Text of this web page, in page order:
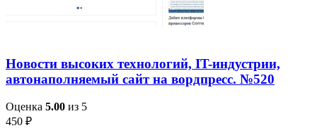
Новости высоких технологий, IT-индустрии,
автонаполняемый сайт на вордпресс. №520
Оценка 5.00 из 5
450 ₽